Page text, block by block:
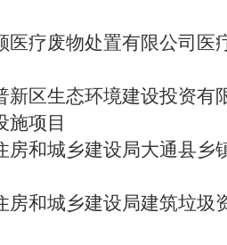
医疗废物处置有限公司医
新区生态环境建设投资有
施项目
房和城乡建设局大通县乡
房和城乡建设局建筑垃圾